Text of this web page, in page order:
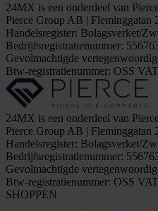
24MX is een onderdeel van
Pierce Group AB |
Handelsregister: Bolagsverket/
Bedrijfsregistratienummer:
Gevolmachtigde
Btw-registratienummer: OSS
24MX is een onderdeel van
Pierce Group AB |
Handelsregister: Bolagsverket/
Bedrijfsregistratienummer:
Gevolmachtigde
Btw-registratienummer: OSS
SHOPPEN